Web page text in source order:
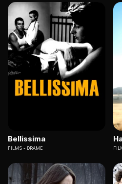
Bellissima
FILMS DRAME